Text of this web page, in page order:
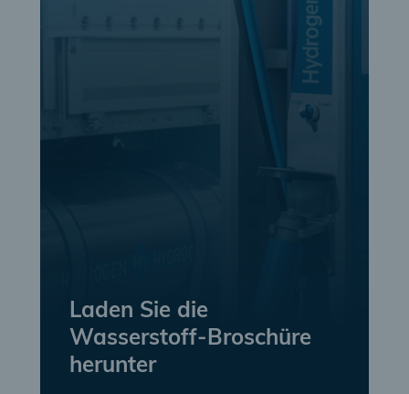
Laden Sie die
Wasserstoff-Broschüre
herunter